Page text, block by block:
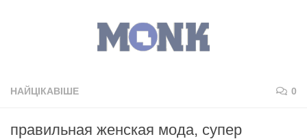
НАЙЦІКАВІШЕ 0
правильная женская мода, супер